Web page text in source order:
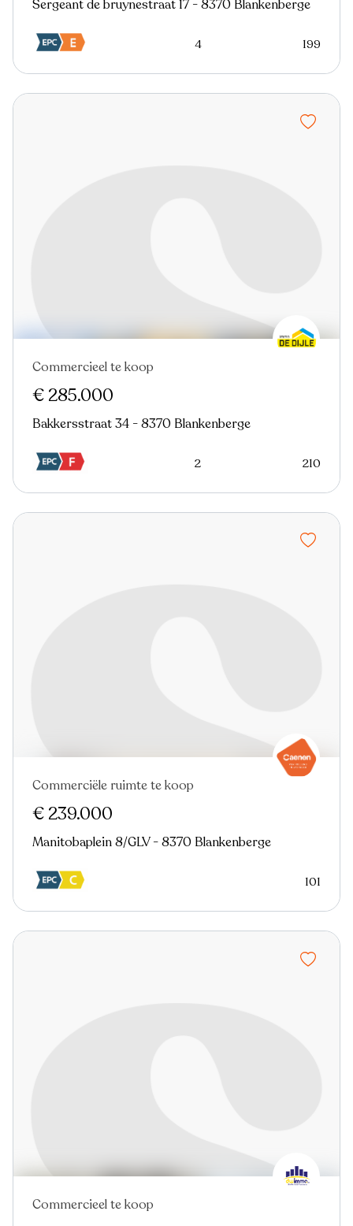
Sergeant de bruynestraat 17 - 8370 Blankenberge
4 199
Commercieel te koop
€ 285.000
Bakkersstraat 34 - 8370 Blankenberge
2 210
Commerciële ruimte te koop
€ 239.000
Manitobaplein 8/GLV - 8370 Blankenberge
101
Commercieel te koop